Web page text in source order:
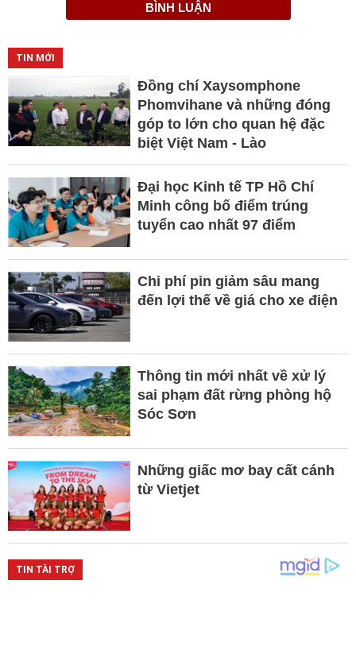
BÌNH LUẬN
TIN MỚI
Đồng chí Xaysomphone
Phomvihane và những đóng
góp to lớn cho quan hệ đặc
biệt Việt Nam - Lào
Đại học Kinh tế TP Hồ Chí
Minh công bố điểm trúng
tuyển cao nhất 97 điểm
Chi phí pin giảm sâu mang
đến lợi thế về giá cho xe điện
Thông tin mới nhất về xử lý
sai phạm đất rừng phòng hộ
Sóc Sơn
Những giấc mơ bay cất cánh
từ Vietjet